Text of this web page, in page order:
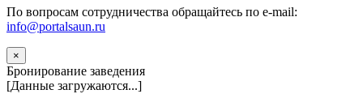
По вопросам сотрудничества обращайтесь по e-mail:
info@portalsaun.ru
×
Бронирование заведения
[Данные загружаются...]